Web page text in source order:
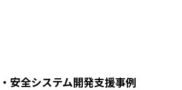
安全システム開発支援事例